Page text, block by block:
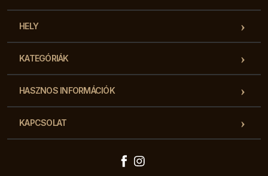
HELY
KATEGÓRIÁK
HASZNOS INFORMÁCIÓK
KAPCSOLAT